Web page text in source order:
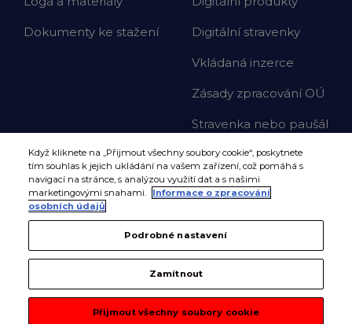
Dokumenty ke stažení Digitální stravenky
Vkládaná inzerce
Zásady zpracování OÚ
Stravenka nebo paušál
Když kliknete na „Přijmout všechny soubory cookie“, poskytnete
tím souhlas k jejich ukládání na vašem zařízení, což pomáhá s
navigací na stránce, s analýzou využití dat a s našimi
marketingovými snahami.
Informace o zpracování
osobních údajů
Podrobné nastavení
Zamítnout
Přijmout všechny soubory cookie